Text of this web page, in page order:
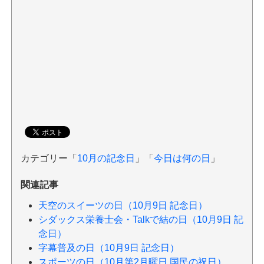
カテゴリー「 10月の記念日 」「 今日は何の日 」
関連記事
天空のスイーツの日（10月9日 記念日）
シダックス栄養士会・Talkで結の日（10月9日 記
念日）
字幕普及の日（10月9日 記念日）
スポーツの日（10月第2月曜日 国民の祝日）